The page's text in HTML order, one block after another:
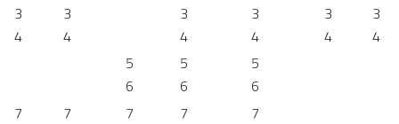
3 3 3 3 3
3
4
4 4 4 4
4
5
5
5
6
6
6
7
7 7 7
7